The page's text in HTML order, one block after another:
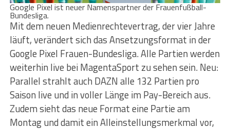
Google Pixel ist neuer Namenspartner der Frauenfußball-
Bundesliga.
Mit dem neuen Medienrechtevertrag, der vier Jahre
läuft, verändert sich das Ansetzungsformat in der
Google Pixel Frauen-Bundesliga. Alle Partien werden
weiterhin live bei MagentaSport zu sehen sein. Neu:
Parallel strahlt auch DAZN alle 132 Partien pro
Saison live und in voller Länge im Pay-Bereich aus.
Zudem sieht das neue Format eine Partie am
Montag und damit ein Alleinstellungsmerkmal vor,